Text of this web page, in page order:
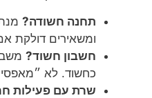
תחנה חשודה?
ומשאירים דולקת אם
חשבון חשוד?
כחשוד. לא
שרת עם פעילות